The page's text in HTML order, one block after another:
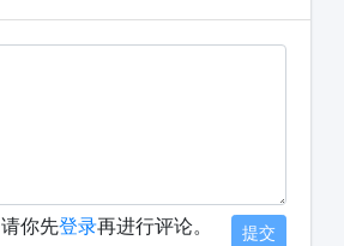
请你先登录再进行评论。 提交